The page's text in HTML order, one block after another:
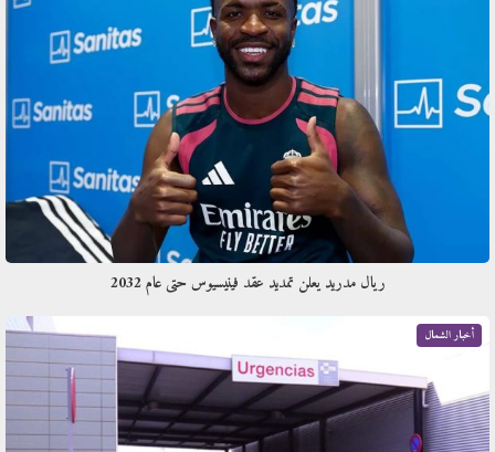
ريال مدريد يعلن تمديد عقد فينيسيوس حتى عام 2032
أخبار الشمال